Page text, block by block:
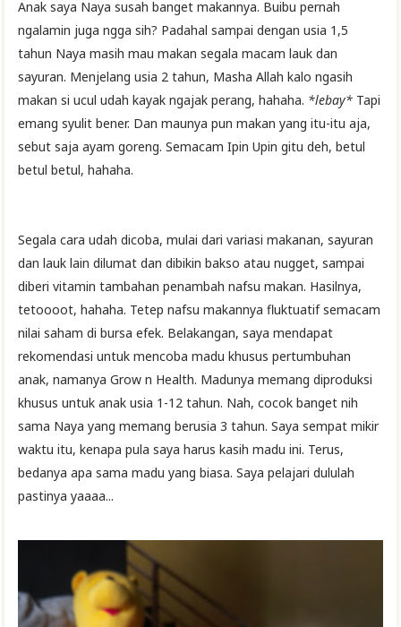
Anak saya Naya susah banget makannya. Buibu pernah
ngalamin juga ngga sih? Padahal sampai dengan usia 1,5
tahun Naya masih mau makan segala macam lauk dan
sayuran. Menjelang usia 2 tahun, Masha Allah kalo ngasih
makan si ucul udah kayak ngajak perang, hahaha. *lebay* Tapi
emang syulit bener. Dan maunya pun makan yang itu-itu aja,
sebut saja ayam goreng. Semacam Ipin Upin gitu deh, betul
betul betul, hahaha.
Segala cara udah dicoba, mulai dari variasi makanan, sayuran
dan lauk lain dilumat dan dibikin bakso atau nugget, sampai
diberi vitamin tambahan penambah nafsu makan. Hasilnya,
tetoooot, hahaha. Tetep nafsu makannya fluktuatif semacam
nilai saham di bursa efek. Belakangan, saya mendapat
rekomendasi untuk mencoba madu khusus pertumbuhan
anak, namanya Grow n Health. Madunya memang diproduksi
khusus untuk anak usia 1-12 tahun. Nah, cocok banget nih
sama Naya yang memang berusia 3 tahun. Saya sempat mikir
waktu itu, kenapa pula saya harus kasih madu ini. Terus,
bedanya apa sama madu yang biasa. Saya pelajari dululah
pastinya yaaaa...